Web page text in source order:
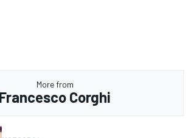
More from
Francesco Corghi